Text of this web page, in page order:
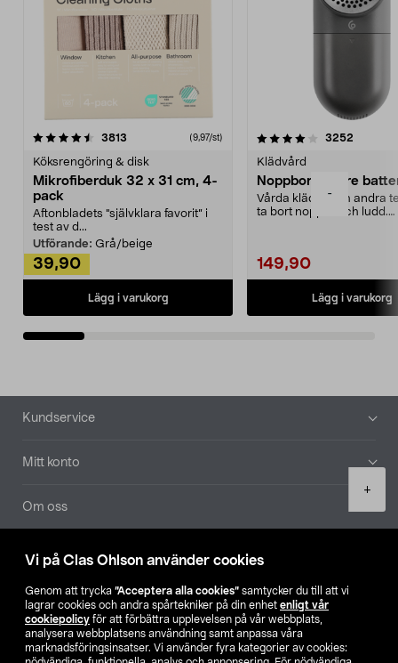
Vi på Clas Ohlson använder cookies
Genom att trycka ”Acceptera alla cookies” samtycker du till att vi
lagrar cookies och andra spårtekniker på din enhet enligt vår
cookiepolicy för att förbättra upplevelsen på vår webbplats,
analysera webbplatsens användning samt anpassa våra
marknadsföringsinsatser. Vi använder fyra kategorier av cookies:
-
+
3813 (9,97/st)
Köksrengöring & disk
Mikrofiberduk 32 x 31 cm, 4-
pack
Aftonbladets "självklara favorit” i
test av d...
Utförande: Grå/beige
39,90
Lägg i varukorg
4.0av 5 stjärnor 3252
Klädvård
Noppborttagare
Vårda kläder och andra
ta bort noppor och ludd.
149,90
Lägg i varukorg
4.5av 5 stjärnor
Sidfot
Kundservice
Mitt konto
Om oss
Aktuellt
Våra bolag
Hitta butik